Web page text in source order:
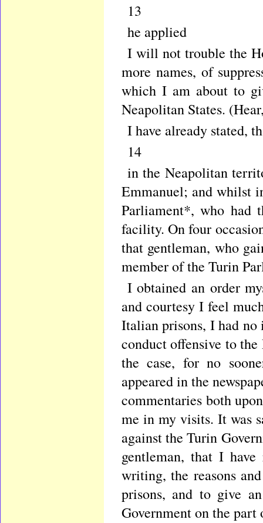
13
he applied
I will not trouble the
more names, of
which I am about to
Neapolitan States.
I have already stated,
14
in the Neapolitan
Emmanuel; and whilst
Parliament*, who had
facility. On four
that gentleman, who
member of the Turin
I obtained an order
and courtesy I feel
Italian prisons, I had
conduct offensive to
the case, for no
appeared in the
commentaries both
me in my visits. It was
against the Turin
gentleman, that I
writing, the reasons
prisons, and to give
Government on the